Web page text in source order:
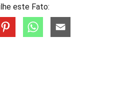
este Fato: